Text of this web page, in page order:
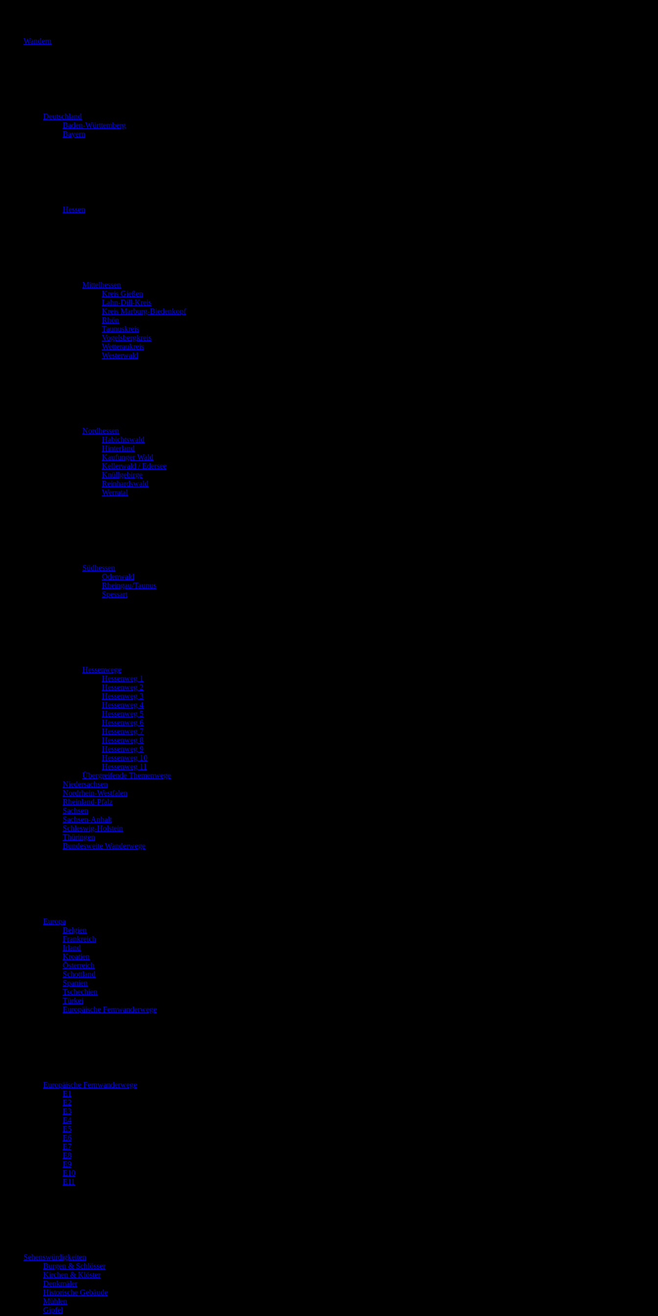
Wandern
Deutschland
Baden-Württemberg
Bayern
Hessen
Mittelhessen
Kreis Gießen
Lahn-Dill-Kreis
Kreis Marburg-Biedenkopf
Rhön
Taunuskreis
Vogelsbergkreis
Wetteraukreis
Westerwald
Nordhessen
Habichtswald
Hinterland
Kaufunger Wald
Kellerwald / Edersee
Knüllgebirge
Reinhardswald
Werratal
Südhessen
Odenwald
Rheingau/Taunus
Spessart
Hessenwege
Hessenweg 1
Hessenweg 2
Hessenweg 3
Hessenweg 4
Hessenweg 5
Hessenweg 6
Hessenweg 7
Hessenweg 8
Hessenweg 9
Hessenweg 10
Hessenweg 11
Übergreifende Themenwege
Niedersachsen
Nordrhein-Westfalen
Rheinland-Pfalz
Sachsen
Sachsen-Anhalt
Schleswig-Holstein
Thüringen
Bundesweite Wanderwege
Europa
Belgien
Frankreich
Irland
Kroatien
Österreich
Schottland
Spanien
Tschechien
Türkei
Europäische Fernwanderwege
Europäische Fernwanderwege
E1
E2
E3
E4
E5
E6
E7
E8
E9
E10
E11
Sehenswürdigkeiten
Burgen & Schlösser
Kirchen & Klöster
Denkmäler
Historische Gebäude
Mühlen
Gipfel